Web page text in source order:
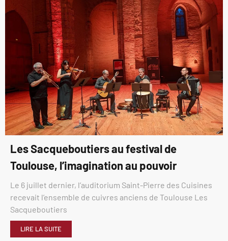
Les Sacqueboutiers au festival de
Toulouse, l’imagination au pouvoir
Le 6 juillet dernier, l’auditorium Saint-Pierre des Cuisines
recevait l’ensemble de cuivres anciens de Toulouse Les
Sacqueboutiers
LIRE LA SUITE